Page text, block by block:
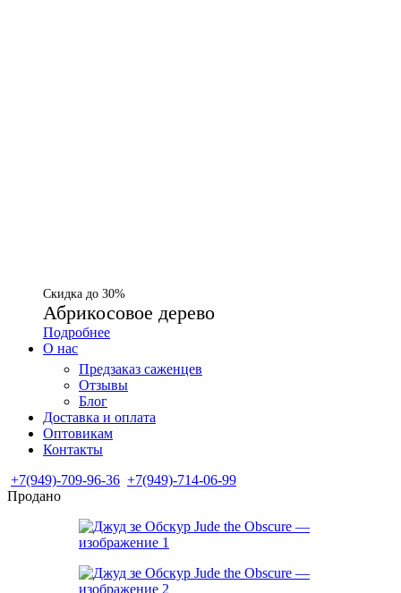
Скидка до 30%
Абрикосовое дерево
Подробнее
О нас
Предзаказ саженцев
Отзывы
Блог
Доставка и оплата
Оптовикам
Контакты
+7(949)-709-96-36 +7(949)-714-06-99
Продано